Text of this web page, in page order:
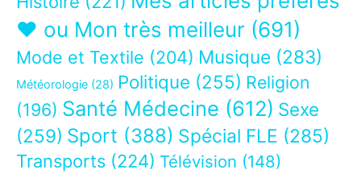
❤ ou Mon très meilleur (691)
Mode et Textile (204) Musique (283)
Météorologie (28) Politique (255) Religion
(196) Santé Médecine (612) Sexe
(259) Sport (388) Spécial FLE (285)
Transports (224) Télévision (148)